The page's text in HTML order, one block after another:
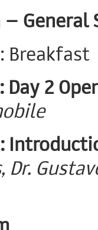
General
: Breakfast
Day 2
Dr.